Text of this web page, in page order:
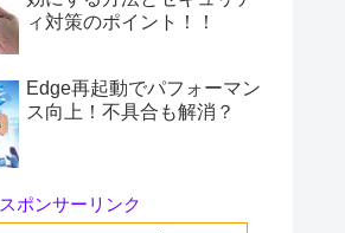
ィ対策のポイント！！
Edge再起動でパフォーマン
ス向上！不具合も解消？
スポンサーリンク